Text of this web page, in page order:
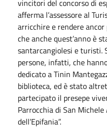
vincitori del concorso di
afferma l’assessore al
arricchire e rendere
che anche quest’anno è
santarcangiolesi e turisti.
persone, infatti, che
dedicato a Tinin
biblioteca, ed è stato
partecipato il presepe
Parrocchia di San
dell’Epifania”.